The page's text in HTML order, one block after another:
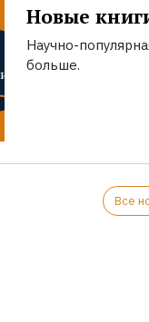
Новые
Научно-
больше.
Все